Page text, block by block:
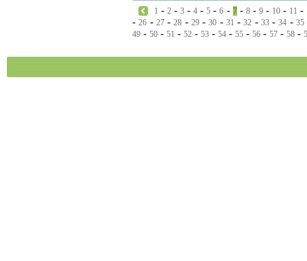
1 -2 -3 -4 -5 -6 - 7- 8- 9- 10- 11 -
-26 - 27-28 - 29-30 - 31 -32 - 33-34 - 35
49 - 50 - 51 - 52 - 53 - 54 - 55 - 56 - 57 - 58 -